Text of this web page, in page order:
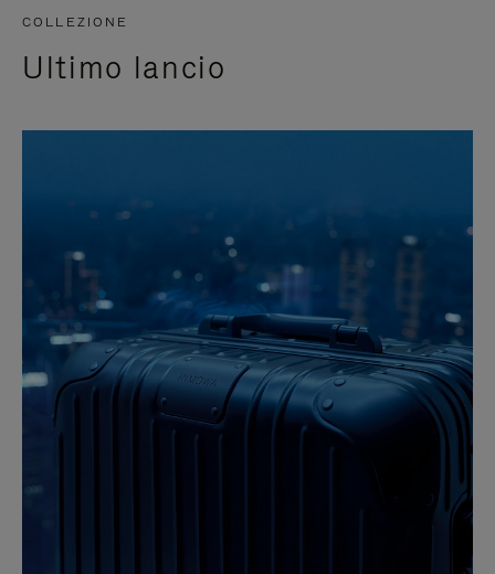
COLLEZIONE
Ultimo lancio